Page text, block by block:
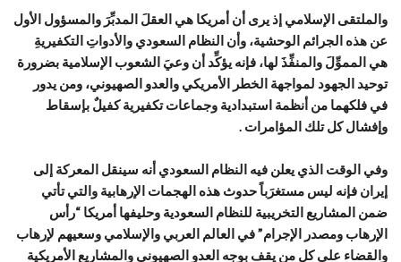
والملتقى الإسلامي إذ يرى أن أمريكا هي العقلَ المدبِّرَ والمسؤول الأول
عن هذه الجرائم الوحشية، وأن النظام السعودي والأدواتِ التكفيريةِ
هي المموِّلَ والمنفِّذَ لها، فإنه يؤكِّد أن وعيَ الشعوب الإسلامية بضرورة
توحيد الجهود لمواجهة الخطر الأمريكي والعدو الصهيوني، ومن يدور
في فلكهما من أنظمة استبدادية وجماعات تكفيرية كفيلٌ بإسقاط
وإفشال كل تلك المؤامرات .
وفي الوقت الذي يعلن فيه النظام السعودي أنه سينقل المعركة إلى
إيران فإنه ليس مستغرَباً حدوث هذه الهجمات الإرهابية والتي تأتي
ضمن المشاريع التخريبية للنظام السعودية وحليفها أمريكا “رأس
الإرهاب ومصدر الإجرام” في العالم العربي والإسلامي وسعيهم لإرهاب
والقضاء على كل من يقف بوجه العدو الصهيوني والمشاريع الأمريكية